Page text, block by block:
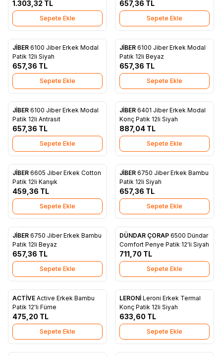
1.303,32 TL
Sepete Ekle
657,36 TL
Sepete Ekle
Favorilere Ekle
JİBER 6100 Jiber Erkek Modal
Patik 12li Siyah
657,36 TL
Sepete Ekle
Favorilere Ekle
JİBER 6100 Jiber Erkek Modal
Patik 12li Beyaz
657,36 TL
Sepete Ekle
Favorilere Ekle
2
JİBER 6100 Jiber Erkek Modal
Patik 12li Antrasit
657,36 TL
Sepete Ekle
Favorilere Ekle
JİBER 6401 Jiber Erkek Modal
Konç Patik 12li Siyah
887,04 TL
Sepete Ekle
Favorilere Ekle
JİBER 6605 Jiber Erkek Cotton
Patik 12li Karışık
459,36 TL
Sepete Ekle
Favorilere Ekle
JİBER 6750 Jiber Erkek Bambu
Patik 12li Siyah
657,36 TL
Sepete Ekle
Favorilere Ekle
JİBER 6750 Jiber Erkek Bambu
Patik 12li Beyaz
657,36 TL
Sepete Ekle
Favorilere Ekle
DÜNDAR ÇORAP 6500 Dündar
Comfort Penye Patik 12'li Siyah
711,70 TL
Sepete Ekle
Favorilere Ekle
ACTİVE Active Erkek Bambu
Patik 12'li Füme
475,20 TL
Sepete Ekle
Favorilere Ekle
LERONİ Leroni Erkek Termal
Konç Patik 12li Siyah
633,60 TL
Sepete Ekle